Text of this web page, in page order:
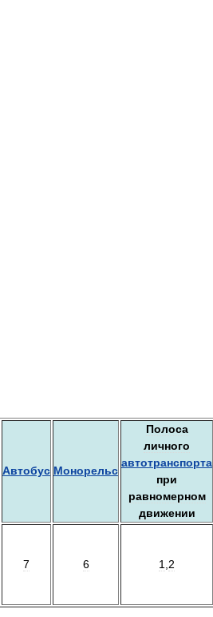
Автобус Монорельс
Полоса
личного
автотранспорта
при
равномерном
движении
7 6 1 2